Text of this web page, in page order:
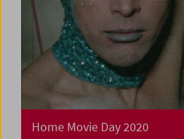
Home Movie Day 2020